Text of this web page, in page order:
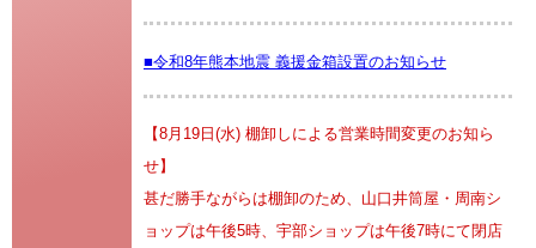
■令和8年熊本地震 義援金箱設置のお知らせ
【8月19日(水) 棚卸しによる営業時間変更のお知ら
せ】
甚だ勝手ながらは棚卸のため、山口井筒屋・周南シ
ョップは午後5時、宇部ショップは午後7時にて閉店